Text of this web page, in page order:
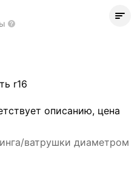
r16
описанию, цена
ватрушки диаметром